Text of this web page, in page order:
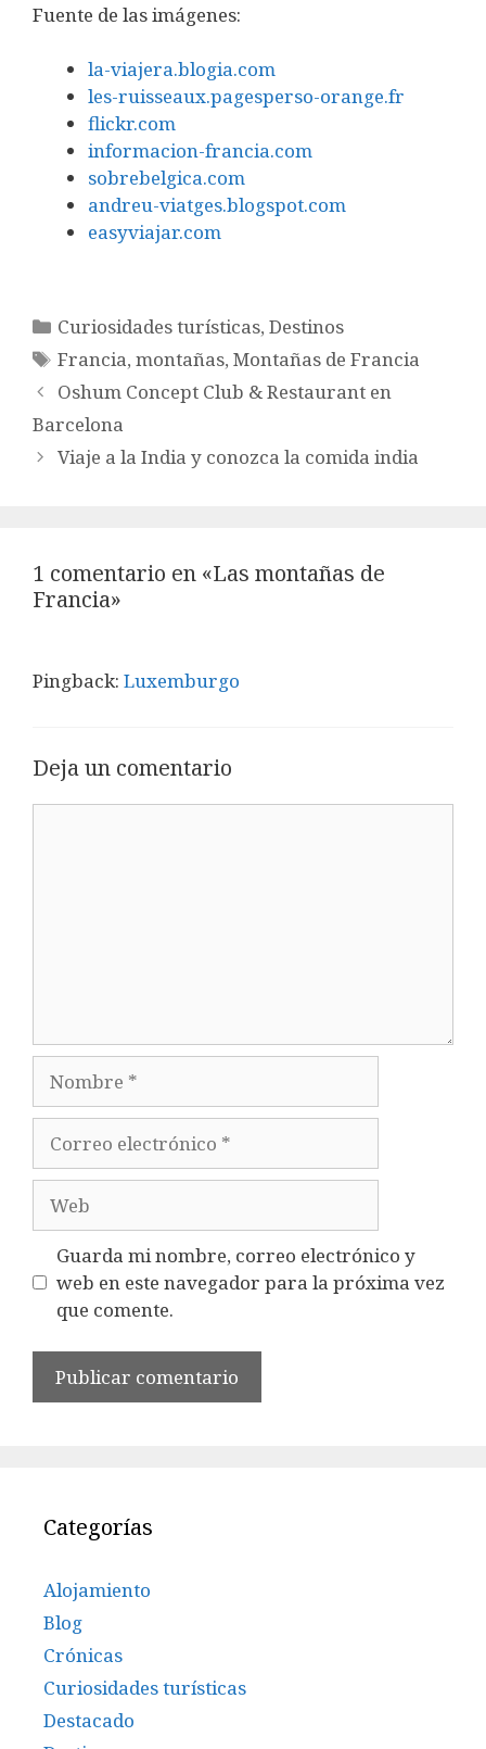
Fuente de las imágenes:
la-viajera.blogia.com
les-ruisseaux.pagesperso-orange.fr
flickr.com
informacion-francia.com
sobrebelgica.com
andreu-viatges.blogspot.com
easyviajar.com
Categorías
Curiosidades turísticas,Destinos
Etiquetas
Francia,montañas,Montañas de Francia
Oshum Concept Club & Restaurant en
Barcelona
Viaje a la India y conozca la comida india
1 comentario en «Las montañas de
Francia»
Pingback: Luxemburgo
Deja un comentario
Nombre
electrónico
Guarda mi nombre, correo electrónico y
web en este navegador para la próxima vez
que comente.
Categorías
Alojamiento
Blog
Crónicas
Curiosidades turísticas
Destacado